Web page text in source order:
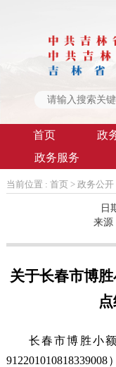
首页 政
政务服务
当前位置 : 首页 > 政务公开
日
来源
关于长春市博
长春市博胜小